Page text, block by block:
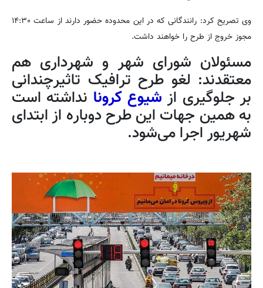
وی تصریح کرد: رانندگانی که در این محدوده حضور دارند از ساعت ۱۴:۳۰
مجوز خروج از طرح را خواهند داشت.
مسئولان شورای شهر و شهرداری هم
معتقدند: لغو طرح ترافیک تاثیرچندانی
بر جلوگیری از شیوع کرونا نداشته است
به همین جهات این طرح دوباره از ابتدای
شهریور اجرا می‌شود.